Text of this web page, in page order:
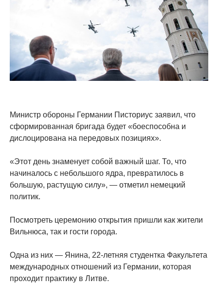
Министр обороны Германии Писториус заявил, что
сформированная бригада будет «боеспособна и
дислоцирована на передовых позициях».
«Этот день знаменует собой важный шаг. То, что
начиналось с небольшого ядра, превратилось в
большую, растущую силу», — отметил немецкий
политик.
Посмотреть церемонию открытия пришли как жители
Вильнюса, так и гости города.
Одна из них — Янина, 22-летняя студентка Факультета
международных отношений из Германии, которая
проходит практику в Литве.